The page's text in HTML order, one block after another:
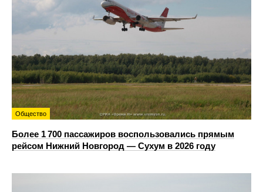
Общество
Более 1 700 пассажиров воспользовались прямым
рейсом Нижний Новгород — Сухум в 2026 году